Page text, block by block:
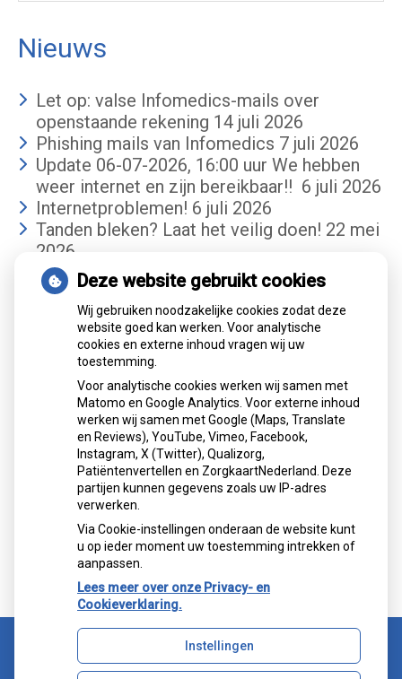
Nieuws
Let op: valse Infomedics-mails over
openstaande rekening 14 juli 2026
Phishing mails van Infomedics 7 juli 2026
Update 06-07-2026, 16:00 uur We hebben
weer internet en zijn bereikbaar!! 6 juli 2026
Internetproblemen! 6 juli 2026
Tanden bleken? Laat het veilig doen! 22 mei
2026
Gemiddelde cijfer
Mondzorgcentrumis gewaardeerd op
ZorgkaartNederland.
Bekijk alle waarderingen
Uw Zorg Online|Beheer
Deze website gebruikt cookies
Wij gebruiken noodzakelijke cookies zodat deze
website goed kan werken. Voor analytische
cookies en externe inhoud vragen wij uw
toestemming.
Voor analytische cookies werken wij samen met
Matomo en Google Analytics. Voor externe inhoud
werken wij samen met Google (Maps, Translate
en Reviews), YouTube, Vimeo, Facebook,
Instagram, X (Twitter), Qualizorg,
Patiëntenvertellen en ZorgkaartNederland. Deze
partijen kunnen gegevens zoals uw IP-adres
verwerken.
Via Cookie-instellingen onderaan de website kunt
u op ieder moment uw toestemming intrekken of
aanpassen.
Lees meer over onze Privacy- en
Cookieverklaring.
Instellingen